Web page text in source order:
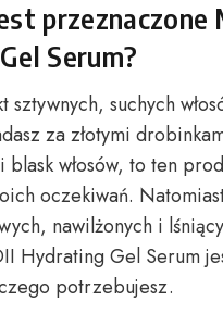
przeznaczone
Serum?
sztywnych, suchych
za złotymi
blask włosów, to ten
oczekiwań.
nawilżonych i
Hydrating Gel Serum
potrzebujesz.